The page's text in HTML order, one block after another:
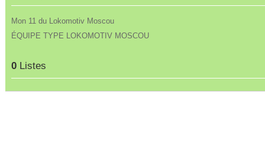
Mon 11 du Lokomotiv Moscou
ÉQUIPE TYPE LOKOMOTIV MOSCOU
0Listes